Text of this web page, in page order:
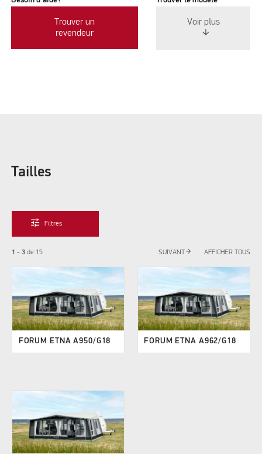
Trouver un
revendeur
Voir plus
Tailles
tune Filtres
1 - 3de 15 SUIVANTarrow_forward AFFICHER TOUS
FORUM ETNA A950/G18 FORUM ETNA A962/G18